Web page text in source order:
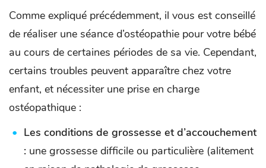
Comme expliqué précédemment, il vous est conseillé
de réaliser une séance d’ostéopathie pour votre bébé
au cours de certaines périodes de sa vie. Cependant,
certains troubles peuvent apparaître chez votre
enfant, et nécessiter une prise en charge
ostéopathique :
Les conditions de grossesse et d’accouchement
: une grossesse difficile ou particulière (alitement